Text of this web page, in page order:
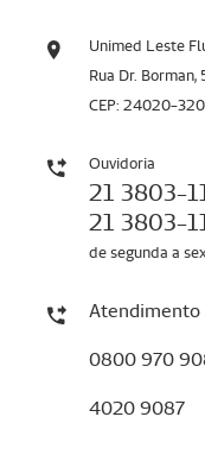
Unimed Leste
Rua Dr.
CEP: 24020-320
Ouvidoria
21 3803-
21 3803-
de segunda a
Atendimento
0800 970
4020 9087